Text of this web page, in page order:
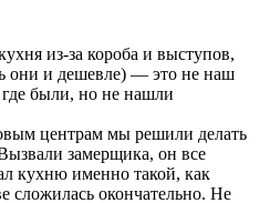
из-за короба и выступов,
они и дешевле) — это не наш
были, но не нашли
центрам мы решили делать
замерщика, он все
кухню именно такой, как
сложилась окончательно. Не